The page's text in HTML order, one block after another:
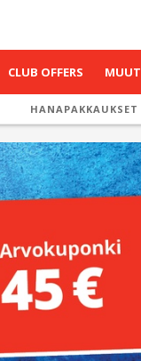
CLUB OFFERS MUUT
HANAPAKKAUKSET